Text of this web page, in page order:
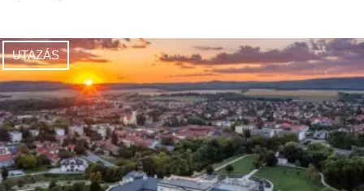
UTAZÁS